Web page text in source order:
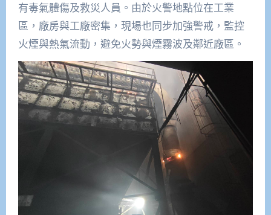
有毒氣體傷及救災人員。由於火警地點位在工業
區，廠房與工廠密集，現場也同步加強警戒，監控
火煙與熱氣流動，避免火勢與煙霧波及鄰近廠區。